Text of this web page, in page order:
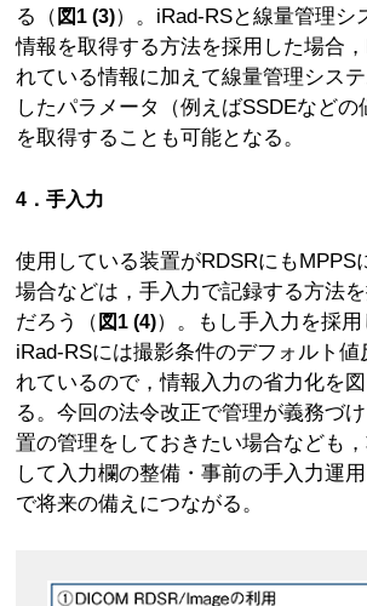
る（ 図1 (3)）。iRad-RSと線量管理シ
情報を取得する方法を採用した場合
れている情報に加えて線量管理シス
したパラメータ（例えばSSDEなどの
を取得することも可能となる。
4．手入力
使用している装置がRDSRにもMPPS
場合などは，手入力で記録する方法
だろう（ 図1 (4)）。もし手入力を採用
iRad-RSには撮影条件のデフォルト値
れているので，情報入力の省力化を
る。今回の法令改正で管理が義務づ
置の管理をしておきたい場合なども
して入力欄の整備・事前の手入力運
で将来の備えにつながる。